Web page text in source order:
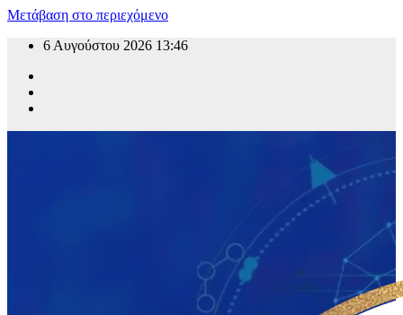
Μετάβαση στο περιεχόμενο
6 Αυγούστου 2026 13:46